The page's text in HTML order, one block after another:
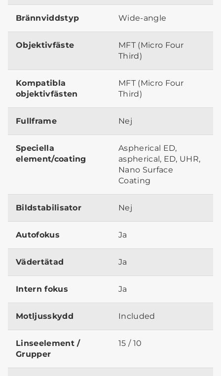
Brännviddstyp Wide-angle
Objektivfäste
MFT (Micro Four
Third)
Kompatibla
objektivfästen
MFT (Micro Four
Third)
Fullframe Nej
Speciella
element/coating
Aspherical ED,
aspherical, ED, UHR,
Nano Surface
Coating
Bildstabilisator Nej
Autofokus Ja
Vädertätad Ja
Intern fokus Ja
Motljusskydd Included
Linseelement /
Grupper
15 / 10